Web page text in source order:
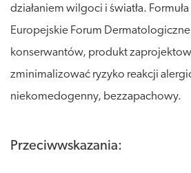
działaniem wilgoci i światła.
Europejskie Forum
konserwantów, produkt
zminimalizować ryzyko reakcji
niekomedogenny, bezzapachowy.
Przeciwwskazania: